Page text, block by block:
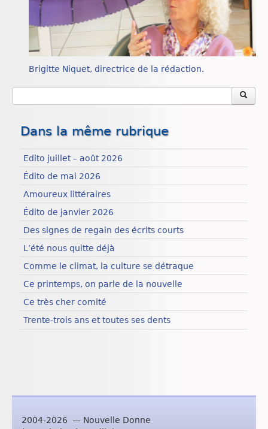
Brigitte Niquet, directrice de la rédaction.
Dans la même rubrique
Edito juillet – août 2026
Édito de mai 2026
Amoureux littéraires
Édito de janvier 2026
Des signes de regain des écrits courts
L’été nous quitte déjà
Comme le climat, la culture se détraque
Ce printemps, on parle de la nouvelle
Ce très cher comité
Trente-trois ans et toutes ses dents
2004-2026 — Nouvelle Donne